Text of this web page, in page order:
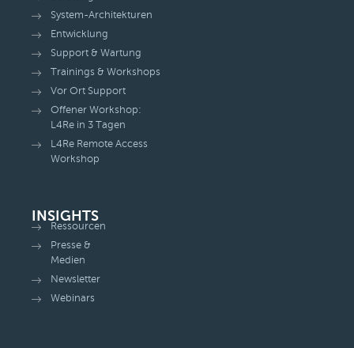
System-Architekturen
Entwicklung
Support & Wartung
Trainings & Workshops
Vor Ort Support
Offener Workshop:
L4Re in 3 Tagen
L4Re Remote Access
Workshop
INSIGHTS
Ressourcen
Presse &
Medien
Newsletter
Webinars